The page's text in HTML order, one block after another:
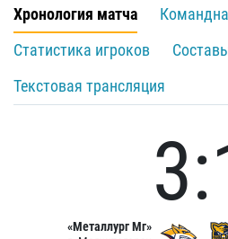
Хронология матча
Статистика игроков
Текстовая трансляция
«Металлург Мг»